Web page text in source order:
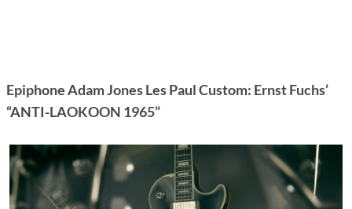
Epiphone Adam Jones Les Paul Custom: Ernst Fuchs’
“ANTI-LAOKOON 1965”